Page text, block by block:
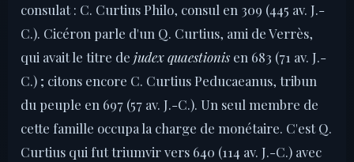
consulat : C. Curtius Philo, consul en 309 (445 av. J.-
C.). Cicéron parle d'un Q. Curtius, ami de Verrès,
qui avait le titre de judex quaestionis en 683 (71 av. J.-
C.) ; citons encore C. Curtius Peducaeanus, tribun
du peuple en 697 (57 av. J.-C.). Un seul membre de
cette famille occupa la charge de monétaire. C'est Q.
Curtius qui fut triumvir vers 640 (114 av. J.-C.) avec